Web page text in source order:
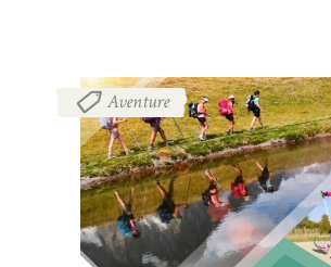
Aventure